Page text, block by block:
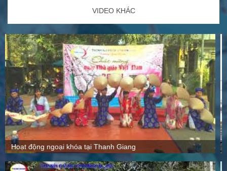
VIDEO KHÁC
Quy mô, cách thức hoạt động tại Thanh Giang